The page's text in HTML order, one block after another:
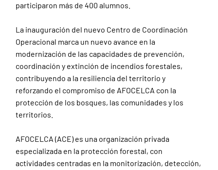
participaron más de 400 alumnos.
La inauguración del nuevo Centro de Coordinación
Operacional marca un nuevo avance en la
modernización de las capacidades de prevención,
coordinación y extinción de incendios forestales,
contribuyendo a la resiliencia del territorio y
reforzando el compromiso de AFOCELCA con la
protección de los bosques, las comunidades y los
territorios.
AFOCELCA (ACE) es una organización privada
especializada en la protección forestal, con
actividades centradas en la monitorización, detección,